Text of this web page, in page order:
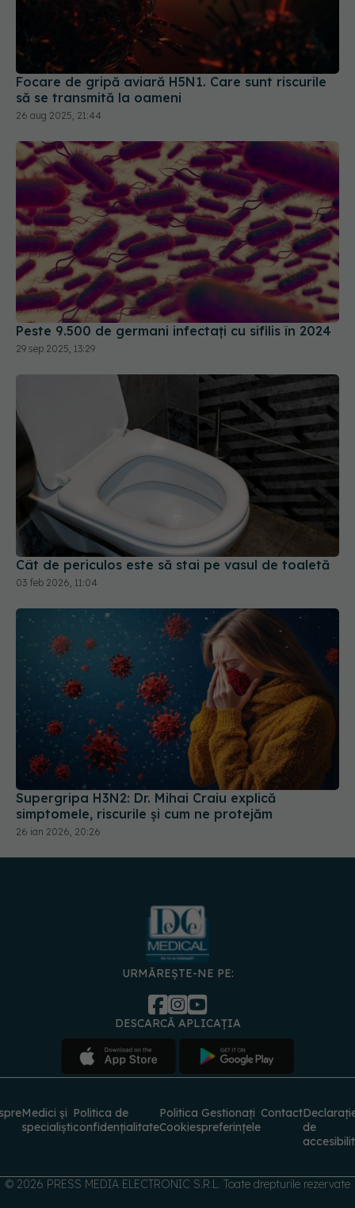
Focare de gripă aviară H5N1. Care sunt riscurile
să se transmită la oameni
26 aug 2025, 21:44
Peste 9.500 de germani infectați cu sifilis în 2024
29 sep 2025, 13:29
Cât de periculos este să stai pe vasul de toaletă
03 feb 2026, 11:04
Supergripa H3N2: Dr. Mihai Craiu explică
simptomele, riscurile și cum ne protejăm
26 ian 2026, 20:26
URMĂREȘTE-NE PE:
DESCARCĂ APLICAȚIA
Medici și
specialiști
Politica de
confidențialitate
Politica
Cookies
Gestionați
preferințele
Contact
de
© 2026 PRESS MEDIA ELECTRONIC S.R.L. Toate drepturile rezervate